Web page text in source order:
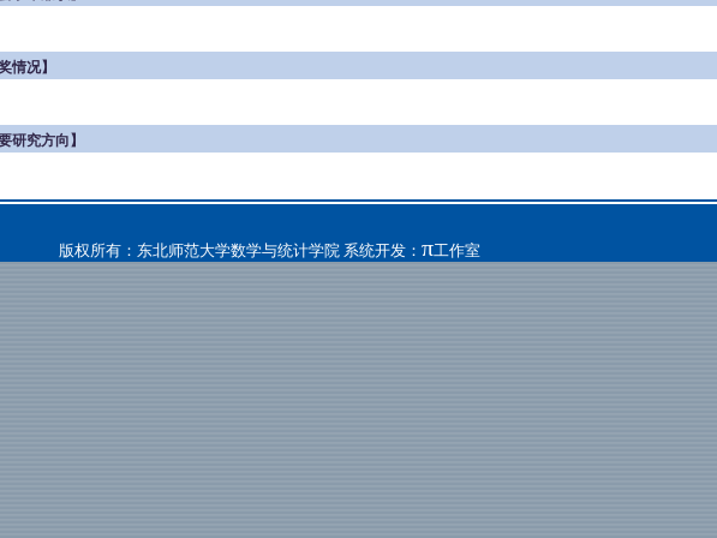
情况】
研究方向】
版权所有：东北师范大学数学与统计学院 系统开发： π工作室